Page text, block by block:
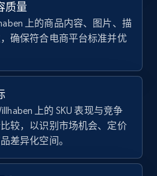
TikTok shop products
Description, Currency, Initial
percent, and more.
质量
上的商品内容、图片、描
确保符合电商平台标准并优
上的 SKU 表现与竞争
较，以识别市场机会、定价
差异化空间。